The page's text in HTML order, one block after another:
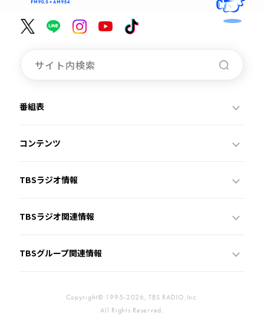
番組表
コンテンツ
TBSラジオ情報
TBSラジオ関連情報
TBSグループ関連情報
Copyright© 1995-2026, TBS RADIO,Inc.
All Rights Reserved.